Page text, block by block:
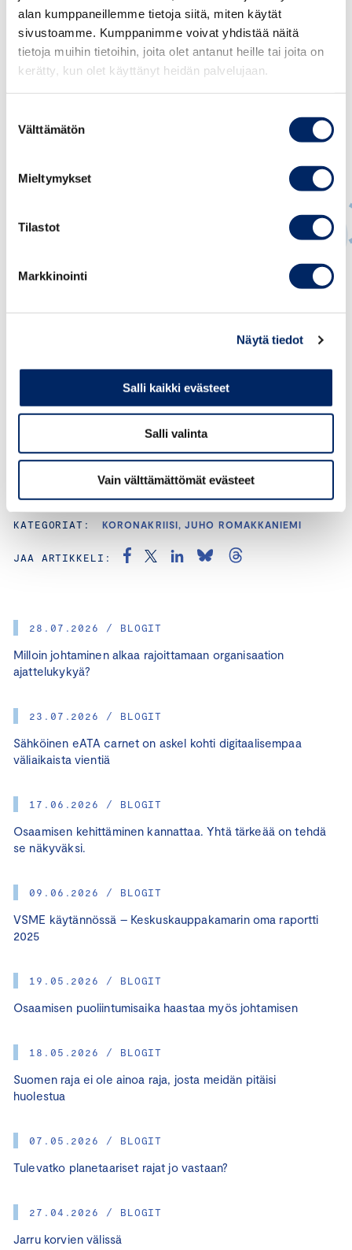
alan kumppaneillemme tietoja siitä, miten käytät
sivustoamme. Kumppanimme voivat yhdistää näitä
tietoja muihin tietoihin, joita olet antanut heille tai joita on
kerätty, kun olet käyttänyt heidän palvelujaan.
valinta
Välttämätön
Mieltymykset
Tilastot
Markkinointi
Näytä tiedot
Salli kaikki evästeet
Salli valinta
Vain välttämättömät evästeet
28.07.2026 / BLOGIT
Milloin johtaminen alkaa rajoittamaan organisaation
ajattelukykyä?
23.07.2026 / BLOGIT
Sähköinen eATA carnet on askel kohti digitaalisempaa
väliaikaista vientiä
17.06.2026 / BLOGIT
Osaamisen kehittäminen kannattaa. Yhtä tärkeää on tehdä
se näkyväksi.
09.06.2026 / BLOGIT
VSME käytännössä – Keskuskauppakamarin oma raportti
2025
19.05.2026 / BLOGIT
Osaamisen puoliintumisaika haastaa myös johtamisen
18.05.2026 / BLOGIT
Suomen raja ei ole ainoa raja, josta meidän pitäisi
huolestua
07.05.2026 / BLOGIT
Tulevatko planetaariset rajat jo vastaan?
27.04.2026 / BLOGIT
Jarru korvien välissä
Juho Romakkaniemi
KATEGORIAT: KORONAKRIISI, JUHO ROMAKKANIEMI
JAA ARTIKKELI: